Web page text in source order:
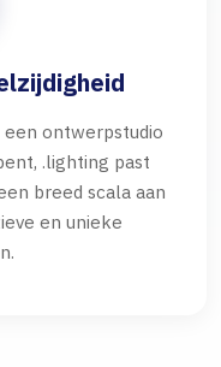
ontwerpstudio
.lighting past
breed scala aan
en unieke